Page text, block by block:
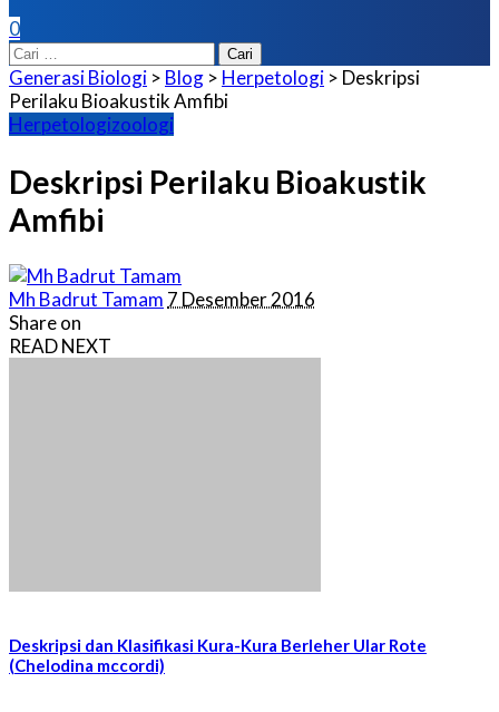
0
Cari
untuk:
Generasi Biologi > Blog > Herpetologi > Deskripsi
Perilaku Bioakustik Amfibi
Herpetologizoologi
Deskripsi Perilaku Bioakustik
Amfibi
Posted
by
Mh Badrut Tamam 7 Desember 2016
Share on
READ NEXT
Deskripsi dan Klasifikasi Kura-Kura Berleher Ular Rote
(Chelodina mccordi)